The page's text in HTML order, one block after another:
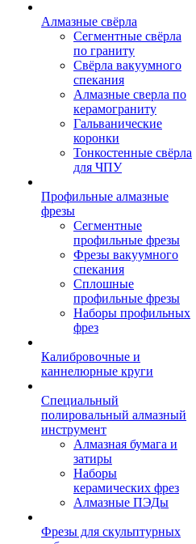
Алмазные свёрла
Сегментные свёрла
по граниту
Свёрла вакуумного
спекания
Алмазные сверла по
керамограниту
Гальванические
коронки
Тонкостенные свёрла
для ЧПУ
Профильные алмазные
фрезы
Сегментные
профильные фрезы
Фрезы вакуумного
спекания
Сплошные
профильные фрезы
Наборы профильных
фрез
Калибровочные и
каннелюрные круги
Специальный
полировальный алмазный
инструмент
Алмазная бумага и
затиры
Наборы
керамических фрез
Алмазные ПЭДы
Фрезы для скульптурных